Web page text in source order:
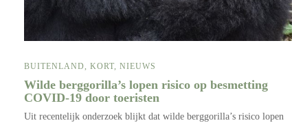
BUITENLAND, KORT, NIEUWS
Wilde berggorilla’s lopen risico op besmetting
COVID-19 door toeristen
Uit recentelijk onderzoek blijkt dat wilde berggorilla’s risico lopen